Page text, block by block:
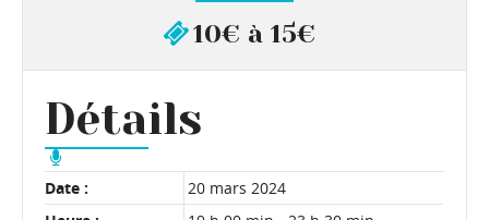
10€ à 15€
Détails
Date :
20 mars 2024